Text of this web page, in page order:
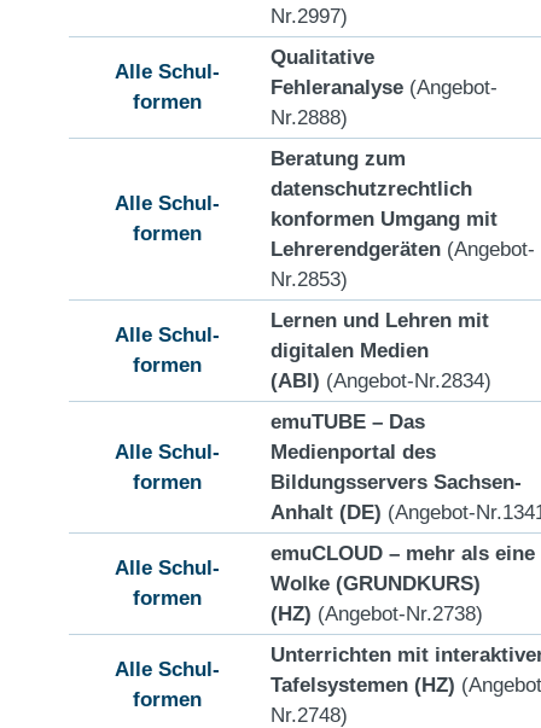
Nr.2997)
Alle Schul-
formen
Qualitative
Fehleranalyse (Angebot-
Nr.2888)
Alle Schul-
formen
Beratung zum
datenschutzrechtlich
konformen Umgang mit
Lehrerendgeräten (Angebot-
Nr.2853)
Alle Schul-
formen
Lernen und Lehren mit
digitalen Medien
(ABI) (Angebot-Nr.2834)
Alle Schul-
formen
emuTUBE – Das
Medienportal des
Bildungsservers Sachsen-
Anhalt (DE) (Angebot-
Alle Schul-
formen
emuCLOUD – mehr als eine
Wolke (GRUNDKURS)
(HZ) (Angebot-Nr.2738)
Alle Schul-
formen
Unterrichten mit
Tafelsystemen (HZ)
Nr.2748)